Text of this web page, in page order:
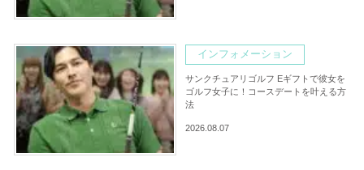
インフォメーション
サンクチュアリゴルフ Eギフトで彼女を
ゴルフ女子に！コースデートを叶える方
法
2026.08.07